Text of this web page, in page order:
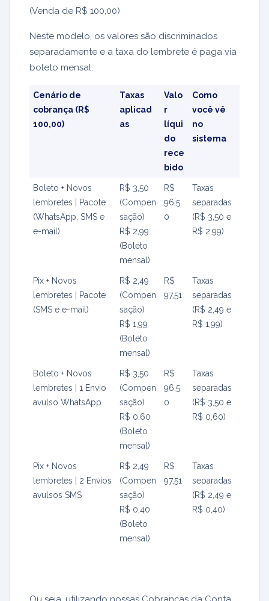
(Venda de R$ 100,00)
Neste modelo, os valores são discriminados
separadamente e a taxa do lembrete é paga via
boleto mensal.
Cenário de
cobrança (R$
100,00)
Taxas
aplicad
as
Valo
r
líqui
do
rece
bido
Como
você vê
no
sistema
Boleto + Novos
lembretes | Pacote
(WhatsApp, SMS e
e-mail)
R$ 3,50
(Compen
sação)
R$ 2,99
(Boleto
mensal)
R$
96,5
0
Taxas
separadas
(R$ 3,50 e
R$ 2,99)
Pix + Novos
lembretes | Pacote
(SMS e e-mail)
R$ 2,49
(Compen
sação)
R$ 1,99
(Boleto
mensal)
R$
97,51
Taxas
separadas
(R$ 2,49 e
R$ 1,99)
Boleto + Novos
lembretes | 1 Envio
avulso WhatsApp
R$ 3,50
(Compen
sação)
R$ 0,60
(Boleto
mensal)
R$
96,5
0
Taxas
separadas
(R$ 3,50 e
R$ 0,60)
Pix + Novos
lembretes | 2 Envios
avulsos SMS
R$ 2,49
(Compen
sação)
R$ 0,40
(Boleto
mensal)
R$
97,51
Taxas
separadas
(R$ 2,49 e
R$ 0,40)